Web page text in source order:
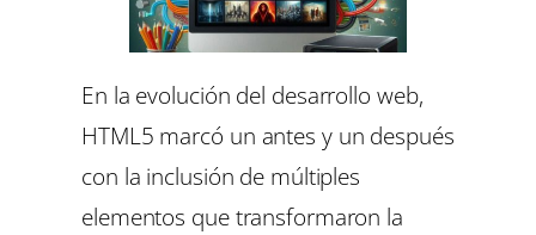
En la evolución del desarrollo web,
HTML5 marcó un antes y un después
con la inclusión de múltiples
elementos que transformaron la